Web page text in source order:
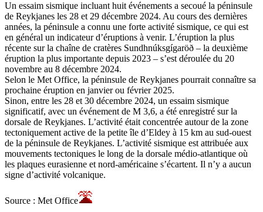
Un essaim sismique incluant huit événements a secoué la péninsule
de Reykjanes les 28 et 29 décembre 2024. Au cours des dernières
années, la péninsule a connu une forte activité sismique, ce qui est
en général un indicateur d’éruptions à venir. L’éruption la plus
récente sur la chaîne de cratères Sundhnúksgígaröð – la deuxième
éruption la plus importante depuis 2023 – s’est déroulée du 20
novembre au 8 décembre 2024.
Selon le Met Office, la péninsule de Reykjanes pourrait connaître sa
prochaine éruption en janvier ou février 2025.
Sinon, entre les 28 et 30 décembre 2024, un essaim sismique
significatif, avec un événement de M 3,6, a été enregistré sur la
dorsale de Reykjanes. L’activité était concentrée autour de la zone
tectoniquement active de la petite île d’Eldey à 15 km au sud-ouest
de la péninsule de Reykjanes. L’activité sismique est attribuée aux
mouvements tectoniques le long de la dorsale médio-atlantique où
les plaques eurasienne et nord-américaine s’écartent. Il n’y a aucun
signe d’activité volcanique.
Source : Met Office